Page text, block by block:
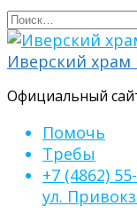
Перейти
к
содержанию
Search
for:
Иверский храм
Официальный
Помочь
Требы
+7 (4862)
ул.